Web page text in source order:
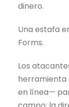
dinero.
Una estafa
Forms.
Los
en línea—